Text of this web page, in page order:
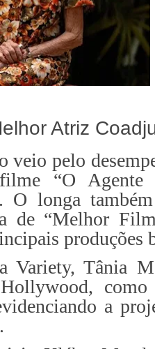
Atriz
veio pelo
“O
O longa
de “Melhor
Variety, Tânia
Hollywood,
a